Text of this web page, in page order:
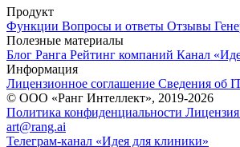
Продукт
Функции Вопросы и ответы Отзывы
Полезные материалы
Блог Ранга Рейтинг компаний Канал
Информация
Лицензионное соглашение Сведения об
© ООО «Ранг Интеллект», 2019-2026
Политика конфиденциальности Лицензия
art@rang.ai
Телеграм-канал «Идея для клиники»